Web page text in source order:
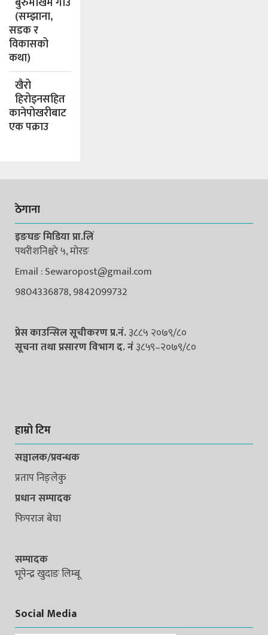
(सम्झाना,
सडक र
विकासको
कथा)
खैरो
हिरोइनसहित
कानेपोखरीबाट
एक पक्राउ
ठेगाना
इङघङ मिडिया प्रा.लिं
पथरीशनिश्चरे ५, मोरङ
Email : Sewaropost@gmail.com
9804336878, 9842099732
प्रेस काउन्सिल सूचीकरण प्र.नं.३८८५ २०७९/८०
सूचना तथा प्रसारण विभाग द. नंं३८५९–२०७९/८०
हाम्रो टिम
सञ्चालक/प्रवन्धक
प्रताप निङ्लेकु
प्रधान सम्पादक
फिपराज बेघा
सम्पादक
भूपेन्द्र खुदाङ लिम्बू
Social Media